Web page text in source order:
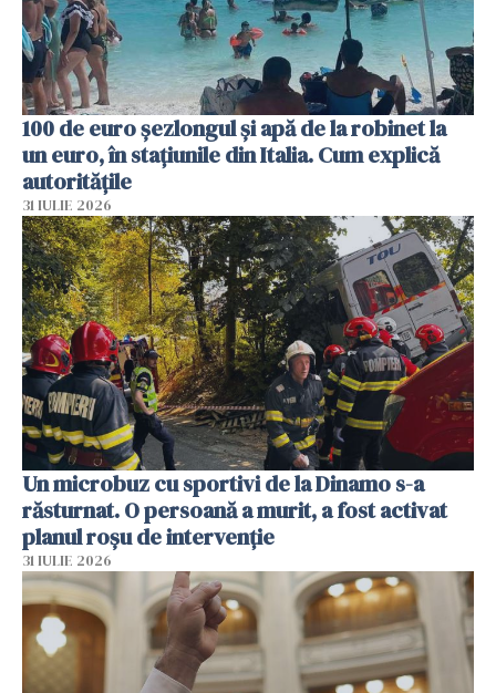
100 de euro șezlongul și apă de la robinet la
un euro, în stațiunile din Italia. Cum explică
autoritățile
31 IULIE 2026
Un microbuz cu sportivi de la Dinamo s-a
răsturnat. O persoană a murit, a fost activat
planul roșu de intervenție
31 IULIE 2026